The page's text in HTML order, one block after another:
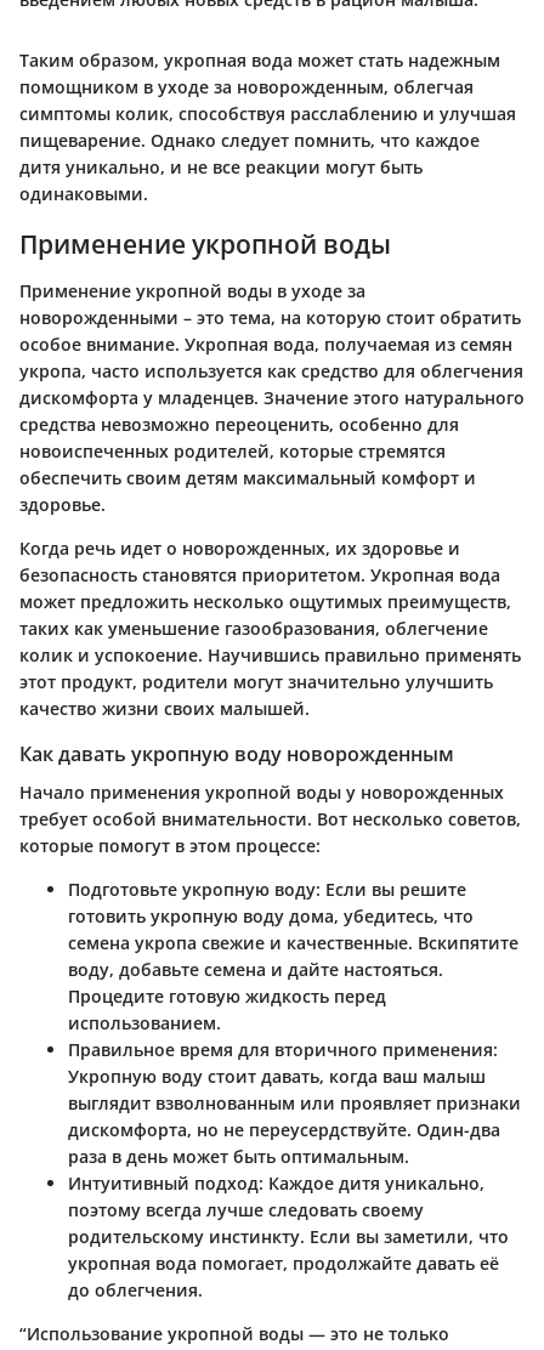
Таким образом, укропная вода может стать надежным
помощником в уходе за новорожденным, облегчая
симптомы колик, способствуя расслаблению и улучшая
пищеварение. Однако следует помнить, что каждое
дитя уникально, и не все реакции могут быть
одинаковыми.
Применение укропной воды
Применение укропной воды в уходе за
новорожденными – это тема, на которую стоит обратить
особое внимание. Укропная вода, получаемая из семян
укропа, часто используется как средство для облегчения
дискомфорта у младенцев. Значение этого натурального
средства невозможно переоценить, особенно для
новоиспеченных родителей, которые стремятся
обеспечить своим детям максимальный комфорт и
здоровье.
Когда речь идет о новорожденных, их здоровье и
безопасность становятся приоритетом. Укропная вода
может предложить несколько ощутимых преимуществ,
таких как уменьшение газообразования, облегчение
колик и успокоение. Научившись правильно применять
этот продукт, родители могут значительно улучшить
качество жизни своих малышей.
Как давать укропную воду новорожденным
Начало применения укропной воды у новорожденных
требует особой внимательности. Вот несколько советов,
которые помогут в этом процессе:
Подготовьте укропную воду: Если вы решите
готовить укропную воду дома, убедитесь, что
семена укропа свежие и качественные. Вскипятите
воду, добавьте семена и дайте настояться.
Процедите готовую жидкость перед
использованием.
Правильное время для вторичного применения:
Укропную воду стоит давать, когда ваш малыш
выглядит взволнованным или проявляет признаки
дискомфорта, но не переусердствуйте. Один-два
раза в день может быть оптимальным.
Интуитивный подход: Каждое дитя уникально,
поэтому всегда лучше следовать своему
родительскому инстинкту. Если вы заметили, что
укропная вода помогает, продолжайте давать её
до облегчения.
“Использование укропной воды — это не только